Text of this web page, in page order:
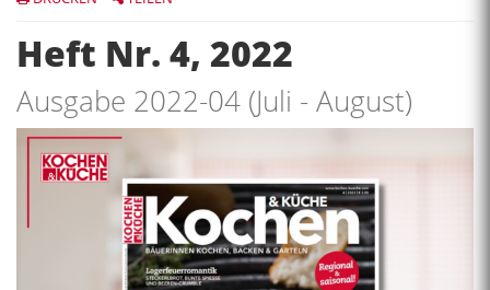
Heft Nr. 4, 2022
Ausgabe 2022-04 (Juli - August)